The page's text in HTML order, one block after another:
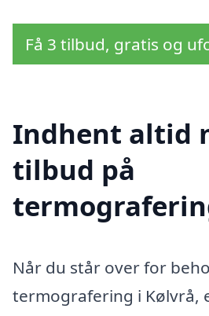
Få 3 tilbud, gratis og
Indhent altid
tilbud på
Når du står over for
termografering i Kølvrå,